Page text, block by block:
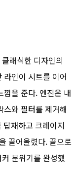
래식한 디자인의
라인이 시트를 이어
낌을 준다. 엔진은 내
스와 필터를 제거해
재하고 크레이지
끌어올렸다. 끝으로
분위기를 완성했